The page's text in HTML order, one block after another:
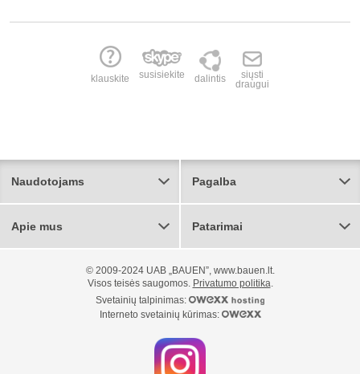
klauskite susisiekite dalintis
siųsti
draugui
Naudotojams Pagalba
Apie mus Patarimai
© 2009-2024 UAB „BAUEN”, www.bauen.lt.
Visos teisės saugomos. Privatumo politika.
Svetainių talpinimas:
Interneto svetainių kūrimas: